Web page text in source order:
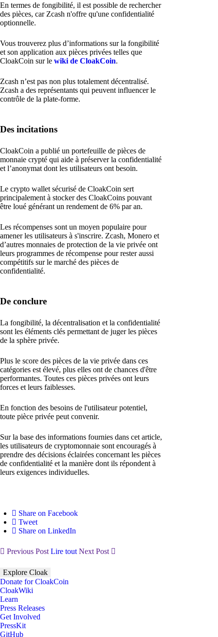
En termes de fongibilité, il est possible de rechercher
des pièces, car Zcash n'offre qu'une confidentialité
optionnelle.
Vous trouverez plus d’informations sur la fongibilité
et son application aux pièces privées telles que
CloakCoin sur le wiki de CloakCoin.
Zcash n’est pas non plus totalement décentralisé.
Zcash a des représentants qui peuvent influencer le
contrôle de la plate-forme.
Des incitations
CloakCoin a publié un portefeuille de pièces de
monnaie crypté qui aide à préserver la confidentialité
et l’anonymat dont les utilisateurs ont besoin.
Le crypto wallet sécurisé de CloakCoin sert
principalement à stocker des CloakCoins pouvant
être loué générant un rendement de 6% par an.
Les récompenses sont un moyen populaire pour
amener les utilisateurs à s'inscrire. Zcash, Monero et
d’autres monnaies de protection de la vie privée ont
leurs programmes de récompense pour rester aussi
compétitifs sur le marché des pièces de
confidentialité.
De conclure
La fongibilité, la décentralisation et la confidentialité
sont les éléments clés permettant de juger les pièces
de la sphère privée.
Plus le score des pièces de la vie privée dans ces
catégories est élevé, plus elles ont de chances d'être
performantes. Toutes ces pièces privées ont leurs
forces et leurs faiblesses.
En fonction des besoins de l'utilisateur potentiel,
toute pièce privée peut convenir.
Sur la base des informations fournies dans cet article,
les utilisateurs de cryptomonnaie sont encouragés à
prendre des décisions éclairées concernant les pièces
de confidentialité et la manière dont ils répondent à
leurs exigences individuelles.
Share on Facebook
Tweet
Share on LinkedIn
Previous Post Lire tout Next Post
Explore Cloak
Donate for CloakCoin
CloakWiki
Learn
Press Releases
Get Involved
PressKit
GitHub